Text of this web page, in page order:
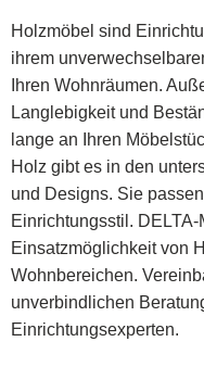
Holzmöbel sind
ihrem
Ihren Wohnräumen.
Langlebigkeit und
lange an Ihren
Holz gibt es in den
und Designs. Sie
Einrichtungsstil.
Einsatzmöglichkeit von
Wohnbereichen.
unverbindlichen
Einrichtungsexperten.